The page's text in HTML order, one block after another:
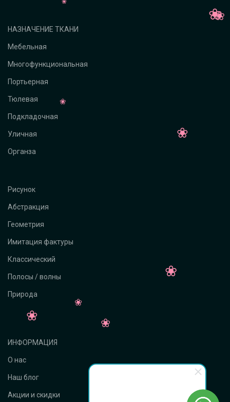
НАЗНАЧЕНИЕ ТКАНИ
Мебельная
Многофункциональная
Портьерная
Тюлевая
Подкладочная
Уличная
Органза
Рисунок
Абстракция
Геометрия
Имитация фактуры
Классический
Полосы / волны
Природа
ИНФОРМАЦИЯ
О нас
Наш блог
Акции и скидки